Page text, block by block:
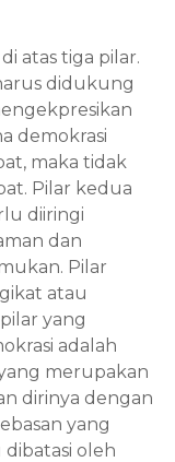
atas tiga pilar.
didukung
demokrasi
maka tidak
Pilar kedua
diiringi
dan
Pilar
atau
yang
adalah
merupakan
dirinya dengan
yang
oleh